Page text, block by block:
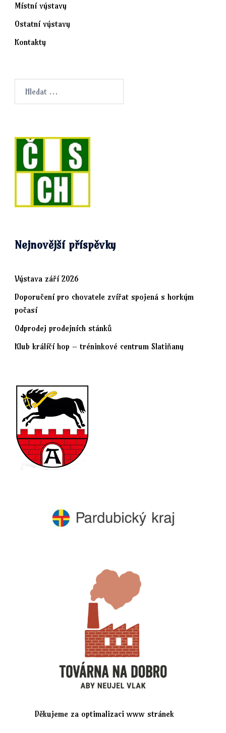
Místní výstavy
Ostatní výstavy
Kontakty
Nejnovější příspěvky
Výstava září 2026
Doporučení pro chovatele zvířat spojená s horkým
počasí
Odprodej prodejních stánků
Klub králíčí hop – tréninkové centrum Slatiňany
Děkujeme za optimalizaci www stránek